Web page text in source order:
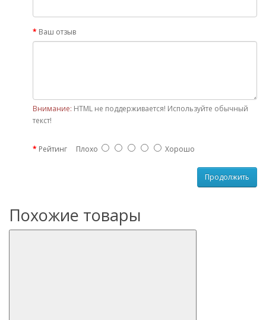
Ваш отзыв
Внимание: HTML не поддерживается! Используйте обычный
текст!
Рейтинг Плохо Хорошо
Продолжить
Похожие товары